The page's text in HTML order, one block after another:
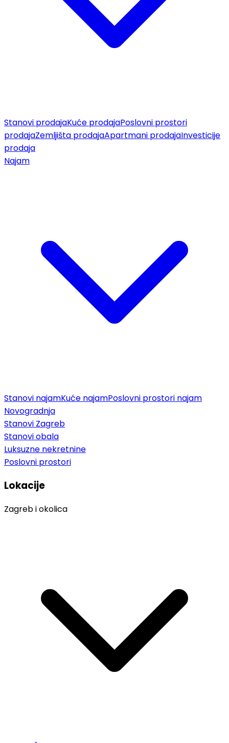
Stanovi prodajaKuće prodajaPoslovni prostori
prodajaZemljišta prodajaApartmani prodajaInvesticije
prodaja
Najam
Stanovi najamKuće najamPoslovni prostori najam
Novogradnja
Stanovi Zagreb
Stanovi obala
Luksuzne nekretnine
Poslovni prostori
Lokacije
Zagreb i okolica